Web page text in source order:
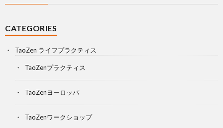
CATEGORIES
TaoZen ライフプラクティス
TaoZenプラクティス
TaoZenヨーロッパ
TaoZenワークショップ